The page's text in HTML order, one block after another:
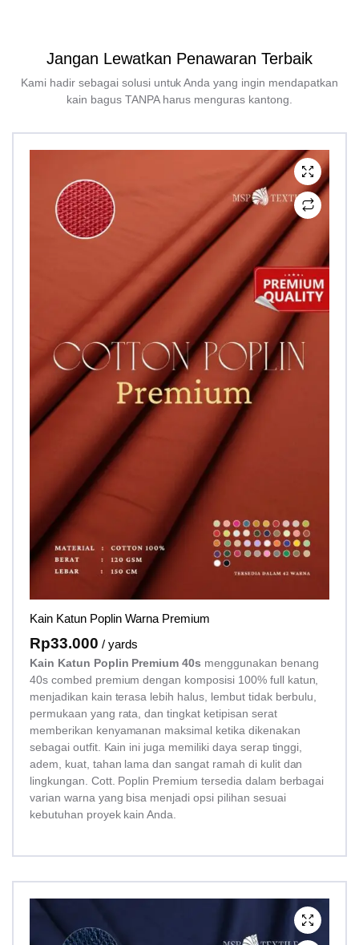
Jangan Lewatkan Penawaran Terbaik
Kami hadir sebagai solusi untuk Anda yang ingin mendapatkan
kain bagus TANPA harus menguras kantong.
Kain Katun Poplin Warna Premium
Rp33.000 / yards
Kain Katun Poplin Premium 40s menggunakan benang
40s combed premium dengan komposisi 100% full katun,
menjadikan kain terasa lebih halus, lembut tidak berbulu,
permukaan yang rata, dan tingkat ketipisan serat
memberikan kenyamanan maksimal ketika dikenakan
sebagai outfit. Kain ini juga memiliki daya serap tinggi,
adem, kuat, tahan lama dan sangat ramah di kulit dan
lingkungan. Cott. Poplin Premium tersedia dalam berbagai
varian warna yang bisa menjadi opsi pilihan sesuai
kebutuhan proyek kain Anda.